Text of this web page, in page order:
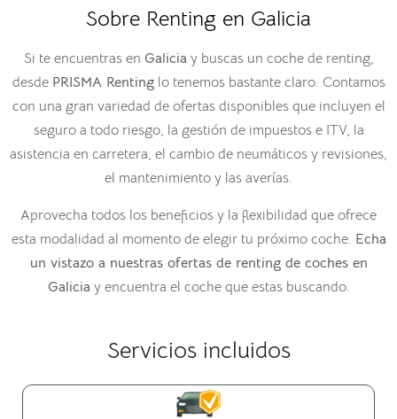
Sobre Renting en Galicia
Si te encuentras en Galiciay buscas un coche de renting,
desde PRISMA Rentinglo tenemos bastante claro. Contamos
con una gran variedad de ofertas disponibles que incluyen el
seguro a todo riesgo, la gestión de impuestos e ITV, la
asistencia en carretera, el cambio de neumáticos y revisiones,
el mantenimiento y las averías.
Aprovecha todos los beneficios y la flexibilidad que ofrece
esta modalidad al momento de elegir tu próximo coche. Echa
un vistazo a nuestras ofertas de renting de coches en
Galiciay encuentra el coche que estas buscando.
Servicios incluidos